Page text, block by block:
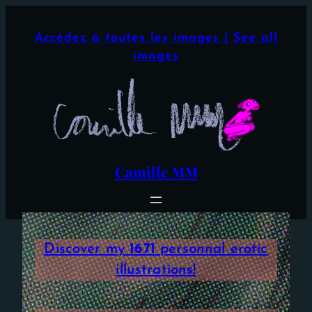
Accédez à toutes les images | See all
images
Camille MM
Discover my1671personnal erotic
illustrations!